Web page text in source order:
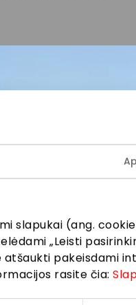
slapukai (ang.
„Leisti
atšaukti pakeisdami
rasite čia:
(ar) vaizdo įraše gali
viešai
ir/ar kituose viešuose